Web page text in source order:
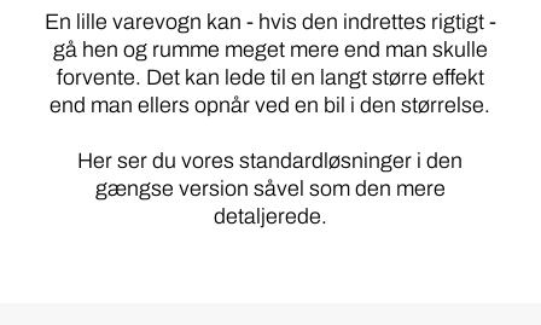
En lille varevogn kan - hvis den indrettes rigtigt -
gå hen og rumme meget mere end man skulle
forvente. Det kan lede til en langt større effekt
end man ellers opnår ved en bil i den størrelse.
Her ser du vores standardløsninger i den
gængse version såvel som den mere
detaljerede.